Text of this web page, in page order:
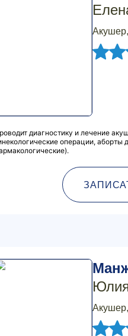
Акушер,
диагностику и лечение
операции, аборты
Акушер,